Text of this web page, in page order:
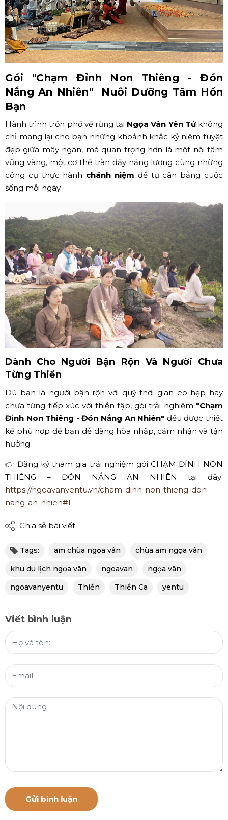
Gói "Chạm Đỉnh Non Thiêng - Đón
Nắng An Nhiên" Nuôi Dưỡng Tâm Hồn
Bạn
Hành trình trốn phố về rừng tại Ngọa Vân Yên Tử không
chỉ mang lại cho bạn những khoảnh khắc kỷ niệm tuyệt
đẹp giữa mây ngàn, mà quan trọng hơn là một nội tâm
vững vàng, một cơ thể tràn đầy năng lượng cùng những
công cụ thực hành chánh niệm để tự cân bằng cuộc
sống mỗi ngày.
Dành Cho Người Bận Rộn Và Người Chưa
Từng Thiền
Dù bạn là người bận rộn với quỹ thời gian eo hẹp hay
chưa từng tiếp xúc với thiền tập, gói trải nghiệm "Chạm
Đỉnh Non Thiêng - Đón Nắng An Nhiên" đều được thiết
kế phù hợp để bạn dễ dàng hòa nhập, cảm nhận và tận
hưởng.
👉Đăng ký tham gia trải nghiệm gói CHẠM ĐỈNH NON
THIÊNG – ĐÓN NẮNG AN NHIÊN tại đây:
https://ngoavanyentu.vn/cham-dinh-non-thieng-don-
nang-an-nhien#1
Chia sẻ bài viết:
Tags: am chùa ngọa vân
chùa am ngọa vân
khu du lịch ngọa vân
ngoavan
ngọa vân
ngoavanyentu
Thiền Thiền Ca yentu
Viết bình luận
Gửi bình luận